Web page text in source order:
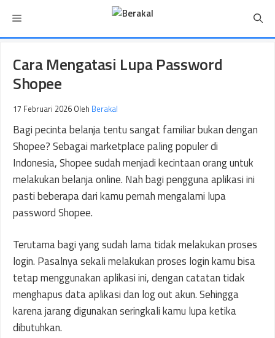
isi
Menu
Cara Mengatasi Lupa Password
Shopee
17 Februari 2026 Oleh Berakal
Bagi pecinta belanja tentu sangat familiar bukan dengan
Shopee? Sebagai marketplace paling populer di
Indonesia, Shopee sudah menjadi kecintaan orang untuk
melakukan belanja online. Nah bagi pengguna aplikasi ini
pasti beberapa dari kamu pernah mengalami lupa
password Shopee.
Terutama bagi yang sudah lama tidak melakukan proses
login. Pasalnya sekali melakukan proses login kamu bisa
tetap menggunakan aplikasi ini, dengan catatan tidak
menghapus data aplikasi dan log out akun. Sehingga
karena jarang digunakan seringkali kamu lupa ketika
dibutuhkan.